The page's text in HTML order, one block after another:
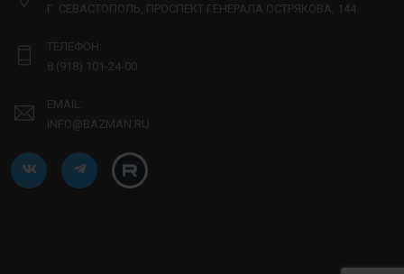
Г. СЕВАСТОПОЛЬ, ПРОСПЕКТ ГЕНЕРАЛА ОСТРЯКОВА, 144
ТЕЛЕФОН:
8 (918) 101-24-00
EMAIL:
INFO@BAZMAN.RU